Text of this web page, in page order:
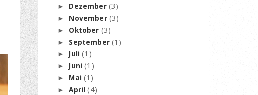
► Dezember (3)
► November (3)
► Oktober (3)
► September(1)
► Juli(1)
► Juni(1)
► Mai(1)
►April(4)